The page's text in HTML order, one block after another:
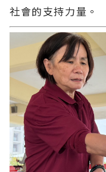
社會的支持力量。